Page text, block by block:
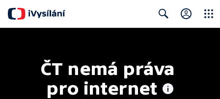
ČT nemá práva
pro internet